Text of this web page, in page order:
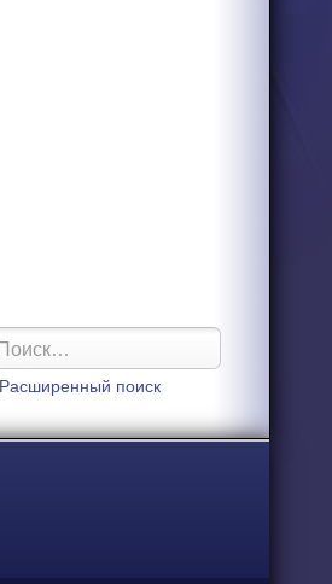
Расширенный поиск